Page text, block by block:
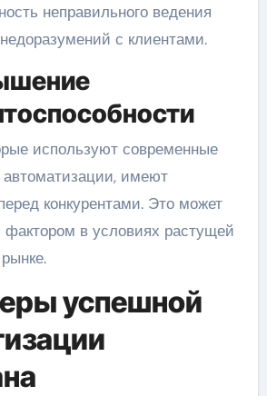
неправильного ведения
с клиентами.
используют современные
автоматизации, имеют
конкурентами. Это может
в условиях растущей
успешной